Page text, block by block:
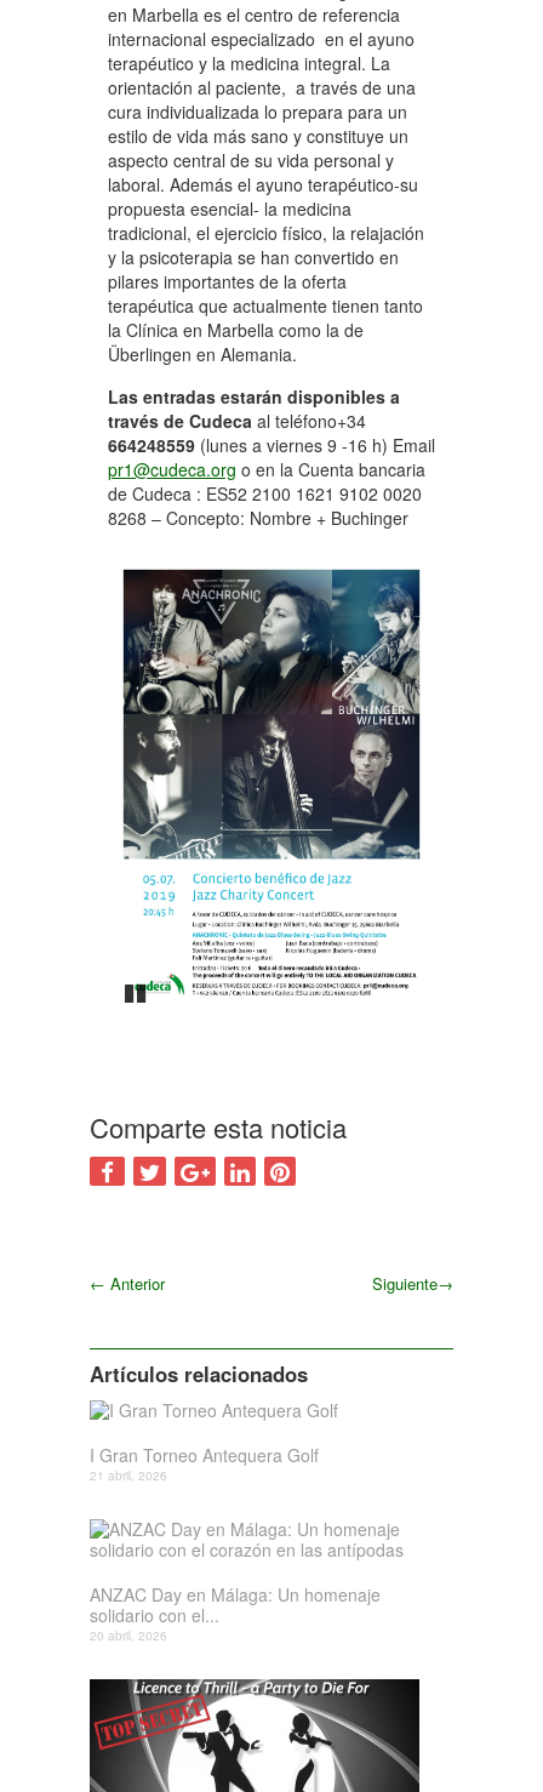
en Marbella es el centro de referencia
internacional especializado en el ayuno
terapéutico y la medicina integral. La
orientación al paciente, a través de una
cura individualizada lo prepara para un
estilo de vida más sano y constituye un
aspecto central de su vida personal y
laboral. Además el ayuno terapéutico-su
propuesta esencial- la medicina
tradicional, el ejercicio físico, la relajación
y la psicoterapia se han convertido en
pilares importantes de la oferta
terapéutica que actualmente tienen tanto
la Clínica en Marbella como la de
Überlingen en Alemania.
Las entradas estarán disponibles a
través de Cudeca al teléfono+34
664248559 (lunes a viernes 9 -16 h) Email
pr1@cudeca.org o en la Cuenta bancaria
de Cudeca : ES52 2100 1621 9102 0020
8268 – Concepto: Nombre + Buchinger
Comparte esta noticia
← Anterior Siguiente→
Artículos relacionados
I Gran Torneo Antequera Golf
21 abril, 2026
ANZAC Day en Málaga: Un homenaje
solidario con el...
20 abril, 2026